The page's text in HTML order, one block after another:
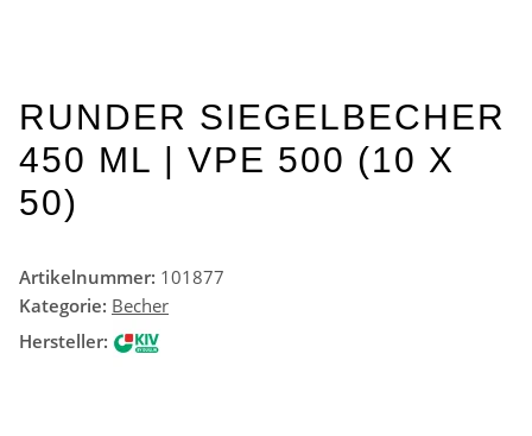
RUNDER SIEGELBECHER
450 ML | VPE 500 (10 X
50)
Artikelnummer: 101877
Kategorie: Becher
Hersteller: